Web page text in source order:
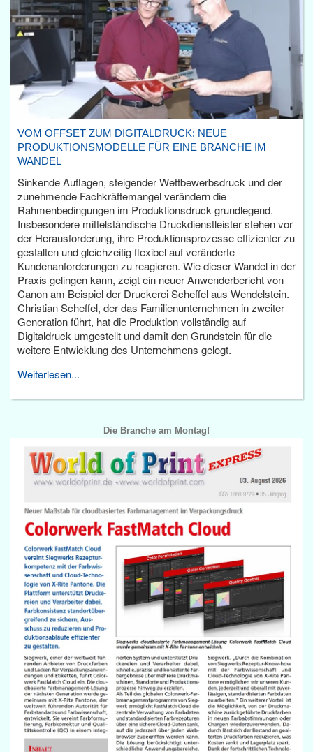
VOM OFFSET ZUM DIGITALDRUCK: NEUE
PRODUKTIONSMODELLE FÜR EINE BRANCHE IM
WANDEL
Sinkende Auflagen, steigender Wettbewerbsdruck und der
zunehmende Fachkräftemangel verändern die
Rahmenbedingungen im Produktionsdruck grundlegend.
Insbesondere mittelständische Druckdienstleister stehen vor
der Herausforderung, ihre Produktionsprozesse effizienter zu
gestalten und gleichzeitig flexibel auf veränderte
Kundenanforderungen zu reagieren. Wie dieser Wandel in der
Praxis gelingen kann, zeigt ein neuer Anwenderbericht von
Canon am Beispiel der Druckerei Scheffel aus Wendelstein.
Christian Scheffel, der das Familienunternehmen in zweiter
Generation führt, hat die Produktion vollständig auf
Digitaldruck umgestellt und damit den Grundstein für die
weitere Entwicklung des Unternehmens gelegt.
Weiterlesen...
Die Branche am Montag!